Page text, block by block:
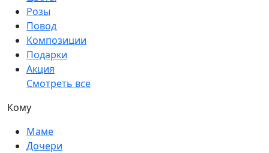
Розы
Повод
Композиции
Подарки
Акция
Смотреть все
Кому
Маме
Дочери